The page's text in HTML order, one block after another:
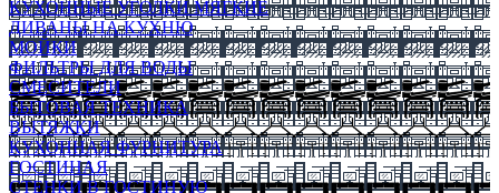
КУХОННЫЕ УГОЛКИ МЯГКИЕ
ДИВАНЫ НА КУХНЮ
МОЙКИ
ФИЛЬТРЫ ДЛЯ ВОДЫ
СМЕСИТЕЛИ
БЫТОВАЯ ТЕХНИКА
ВЫТЯЖКИ
КУХОННАЯ ФУРНИТУРА
ГОСТИНАЯ
СТЕНКИ В ГОСТИНУЮ